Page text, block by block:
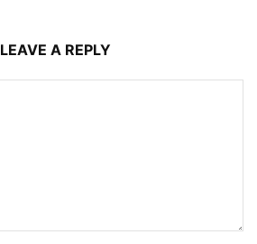
LEAVE A REPLY